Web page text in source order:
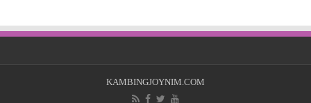
KAMBINGJOYNIM.COM